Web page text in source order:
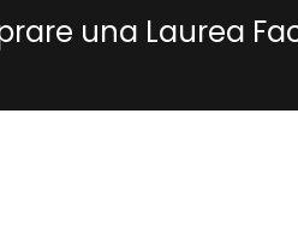
una Laurea